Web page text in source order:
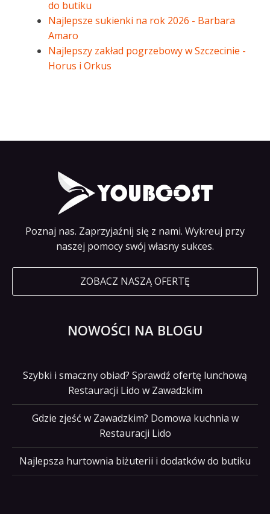
do butiku
Najlepsze sukienki na rok 2026 - Barbara
Amaro
Najlepszy zakład pogrzebowy w Szczecinie -
Horus i Orkus
Poznaj nas. Zaprzyjaźnij się z nami. Wykreuj przy
naszej pomocy swój własny sukces.
ZOBACZ NASZĄ OFERTĘ
NOWOŚCI NA BLOGU
Szybki i smaczny obiad? Sprawdź ofertę lunchową
Restauracji Lido w Zawadzkim
Gdzie zjeść w Zawadzkim? Domowa kuchnia w
Restauracji Lido
Najlepsza hurtownia biżuterii i dodatków do butiku